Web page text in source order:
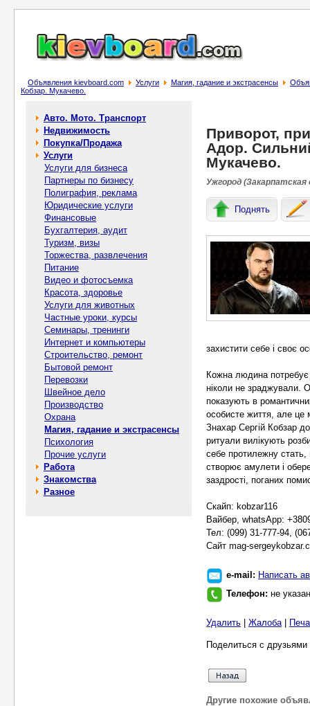
Объявления kievboard.com Услуги Магия, гадание и экстрасенсы
Кобзар. Мукачево.
Авто. Мото. Транспорт
Недвижимость
Покупка/Продажа
Услуги
Услуги для бизнеса
Партнеры по бизнесу
Полиграфия, реклама
Юридические услуги
Финансовые
Бухгалтерия, аудит
Туризм, визы
Торжества, развлечения
Питание
Видео и фотосъемка
Красота, здоровье
Услуги для животных
Частные уроки, курсы
Семинары, тренинги
Интернет и компьютеры
Строительство, ремонт
Бытовой ремонт
Перевозки
Швейное дело
Производство
Охрана
Магия, гадание и экстрасенсы
Психология
Прочие услуги
Работа
Знакомства
Разное
Приворот,
Адор.
Мукачево.
Ужгород (Закарпатская
Поднять
захистити себе і своє
Кожна людина потребує
ніколи не зраджували.
показують в
особисте життя, але це
Знахар Сергій Кобзар
ритуали вилікують
себе протилежну стать,
створює амулети і
заздрості, поганих
Скайп: kobzar116
Вайбер, whatsApp:
Тел: (099) 31-777-94,
Сайт mag-
e-mail: Написать
Телефон: не указан
Удалить Жалоба|
Поделиться с
Другие похожие